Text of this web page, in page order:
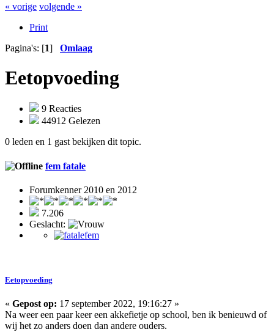
« vorige volgende »
Print
Pagina's: [1] Omlaag
Eetopvoeding
9 Reacties
44912 Gelezen
0 leden en 1 gast bekijken dit topic.
fem fatale
Forumkenner 2010 en 2012
7.206
Geslacht:
Eetopvoeding
« Gepost op: 17 september 2022, 19:16:27 »
Na weer een paar keer een akkefietje op school, ben ik benieuwd of
wij het zo anders doen dan andere ouders.